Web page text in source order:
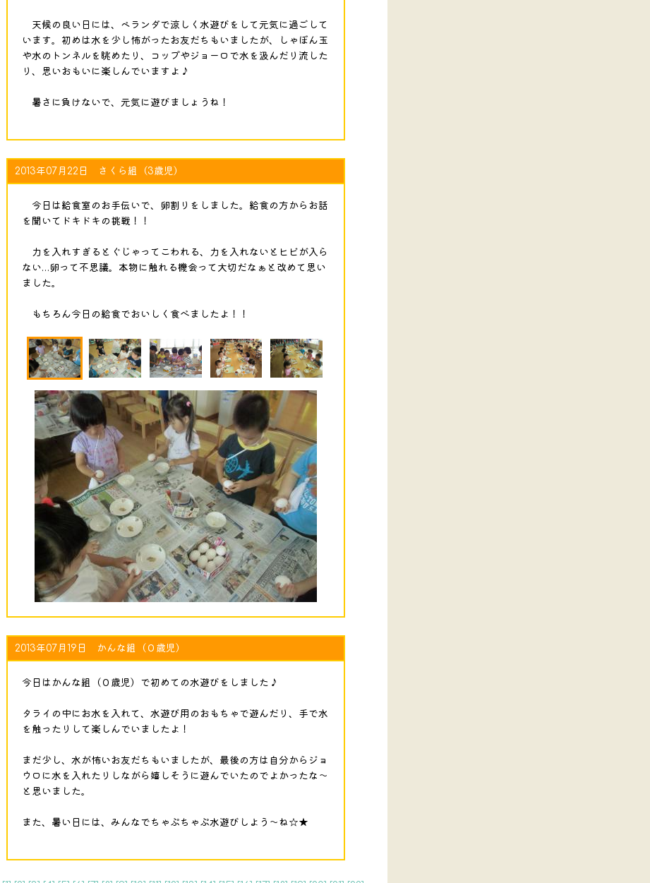
天候の良い日には、ベランダで涼しく水遊びをして元気に過ごして
います。初めは水を少し怖がったお友だちもいましたが、しゃぼん玉
や水のトンネルを眺めたり、コップやジョーロで水を汲んだり流した
り、思いおもいに楽しんでいますよ♪
暑さに負けないで、元気に遊びましょうね！
2013年07月22日 さくら組（3歳児）
今日は給食室のお手伝いで、卵割りをしました。給食の方からお話
を聞いてドキドキの挑戦！！
力を入れすぎるとぐじゃってこわれる、力を入れないとヒビが入ら
ない…卵って不思議。本物に触れる機会って大切だなぁと改めて思い
ました。
もちろん今日の給食でおいしく食べましたよ！！
2013年07月19日 かんな組（０歳児）
今日はかんな組（０歳児）で初めての水遊びをしました♪
タライの中にお水を入れて、水遊び用のおもちゃで遊んだり、手で水
を触ったりして楽しんでいましたよ！
まだ少し、水が怖いお友だちもいましたが、最後の方は自分からジョ
ウロに水を入れたりしながら嬉しそうに遊んでいたのでよかったな～
と思いました。
また、暑い日には、みんなでちゃぷちゃぷ水遊びしよう～ね☆★